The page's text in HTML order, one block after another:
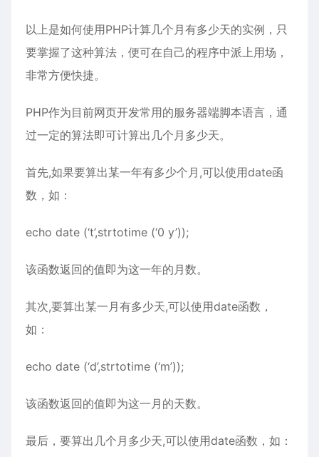
以上是如何使用PHP计算几个月有多少天的实例，只
要掌握了这种算法，便可在自己的程序中派上用场，
非常方便快捷。
PHP作为目前网页开发常用的服务器端脚本语言，通
过一定的算法即可计算出几个月多少天。
首先,如果要算出某一年有多少个月,可以使用date函
数，如：
echo date (‘t’,strtotime (‘0 y’));
该函数返回的值即为这一年的月数。
其次,要算出某一月有多少天,可以使用date函数，
如：
echo date (‘d’,strtotime (‘m’));
该函数返回的值即为这一月的天数。
最后，要算出几个月多少天,可以使用date函数，如：